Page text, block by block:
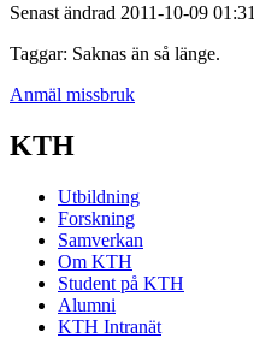
Senast ändrad 2011-10-09 01:31
Taggar: Saknas än så länge.
Anmäl missbruk
KTH
Utbildning
Forskning
Samverkan
Om KTH
Student på KTH
Alumni
KTH Intranät